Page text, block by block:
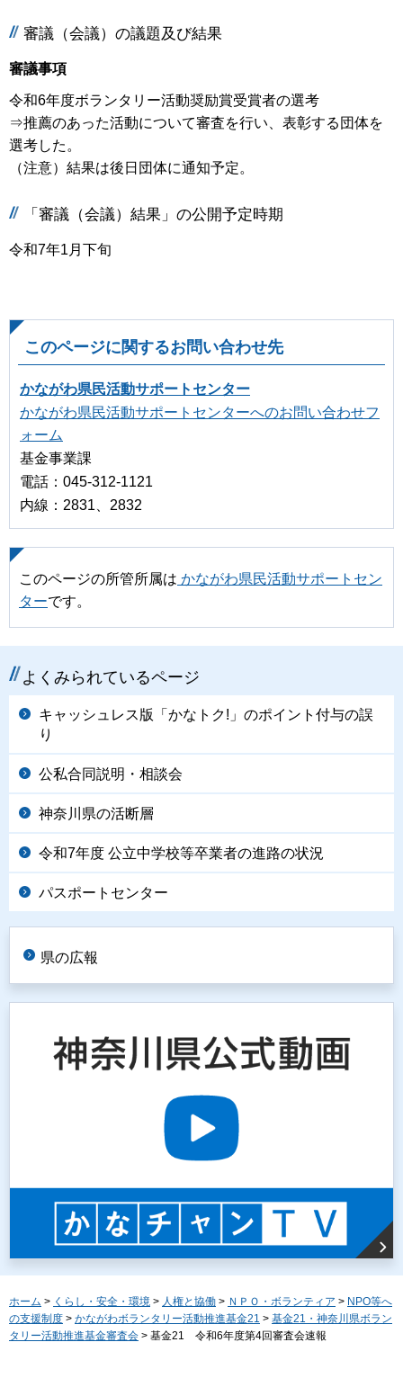
審議（会議）の議題及び結果
審議事項
令和6年度ボランタリー活動奨励賞受賞者の選考
⇒推薦のあった活動について審査を行い、表彰する団体を
選考した。
（注意）結果は後日団体に通知予定。
「審議（会議）結果」の公開予定時期
令和7年1月下旬
このページに関するお問い合わせ先
かながわ県民活動サポートセンター
かながわ県民活動サポートセンターへのお問い合わせフ
ォーム
基金事業課
電話：045-312-1121
内線：2831、2832
このページの所管所属は かながわ県民活動サポートセン
ターです。
よくみられているページ
キャッシュレス版「かなトク!」のポイント付与の誤
り
公私合同説明・相談会
神奈川県の活断層
令和7年度 公立中学校等卒業者の進路の状況
パスポートセンター
県の広報
ホーム > くらし・安全・環境 > 人権と協働 > ＮＰＯ・ボランティア > NPO等へ
の支援制度 > かながわボランタリー活動推進基金21 > 基金21・神奈川県ボラン
タリー活動推進基金審査会 > 基金21 令和6年度第4回審査会速報